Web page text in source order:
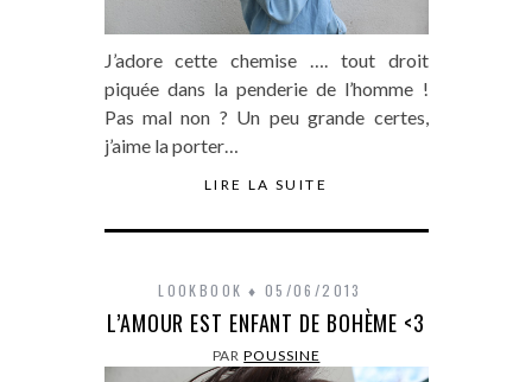
J’adore cette chemise …. tout droit
piquée dans la penderie de l’homme !
Pas mal non ? Un peu grande certes,
j’aime la porter…
LIRE LA SUITE
LOOKBOOK 05/06/2013
L’AMOUR EST ENFANT DE BOHÈME <3
PARPOUSSINE